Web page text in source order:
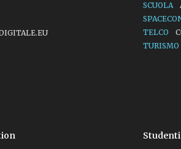
SCUOLA
TELCO
TURISMO
Studenti